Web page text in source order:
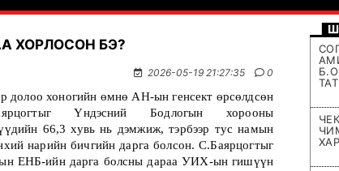
ХОРЛОСОН БЭ?
2026-05-19 21:27:35 0
долоо хоногийн өмнө АН-ын генсект өрсөлдсөн
Үндэсний Бодлогын хорооны
66,3 хувь нь дэмжиж, тэрбээр тус намын
нарийн бичгийн дарга болсон. С.Баярцогтыг
ЕНБ-ийн дарга болсны дараа УИХ-ын гишүүн